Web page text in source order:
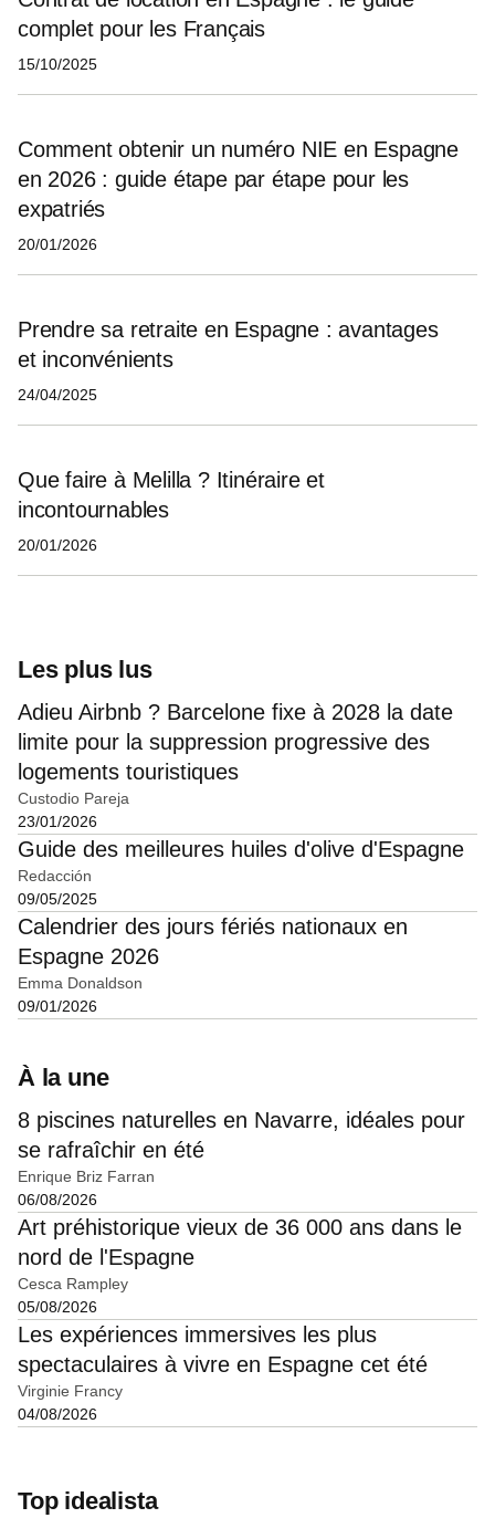
complet pour les Français
15/10/2025
Comment obtenir un numéro NIE en Espagne
en 2026 : guide étape par étape pour les
expatriés
20/01/2026
Prendre sa retraite en Espagne : avantages
et inconvénients
24/04/2025
Que faire à Melilla ? Itinéraire et
incontournables
20/01/2026
Les plus lus
Adieu Airbnb ? Barcelone fixe à 2028 la date
limite pour la suppression progressive des
logements touristiques
Custodio Pareja
23/01/2026
Guide des meilleures huiles d'olive d'Espagne
Redacción
09/05/2025
Calendrier des jours fériés nationaux en
Espagne 2026
Emma Donaldson
09/01/2026
À la une
8 piscines naturelles en Navarre, idéales pour
se rafraîchir en été
Enrique Briz Farran
06/08/2026
Art préhistorique vieux de 36 000 ans dans le
nord de l'Espagne
Cesca Rampley
05/08/2026
Les expériences immersives les plus
spectaculaires à vivre en Espagne cet été
Virginie Francy
04/08/2026
Top idealista